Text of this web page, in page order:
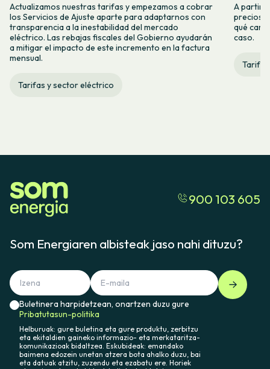
Actualizamos nuestras tarifas y empezamos a cobrar
los Servicios de Ajuste aparte para adaptarnos con
transparencia a la inestabilidad del mercado
eléctrico. Las rebajas fiscales del Gobierno ayudarán
a mitigar el impacto de este incremento en la factura
mensual.
Tarifas y sector eléctrico
A partir
precios
qué
caso.
900 103 605
Som Energiaren albisteak jaso nahi dituzu?
Buletinera harpidetzean, onartzen duzu gure
Pribatutasun-politika
Helburuak: gure buletina eta gure produktu, zerbitzu
eta ekitaldien gaineko informazio- eta merkataritza-
komunikazioak bidaltzea. Eskubideak: emandako
baimena edozein unetan atzera bota ahalko duzu, bai
eta datuak atzitu, zuzendu eta ezabatu ere. Horiek